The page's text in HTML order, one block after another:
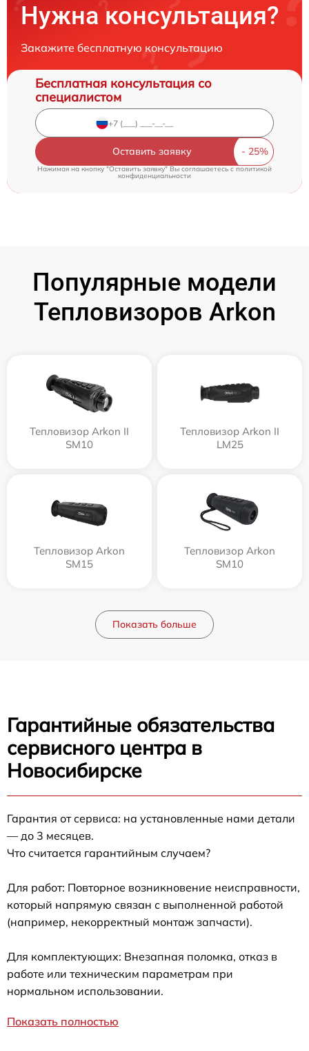
Нужна консультация?
Закажите бесплатную консультацию
Бесплатная консультация со
специалистом
Оставить заявку
Нажимая на кнопку "Оставить заявку" Вы соглашаетесь c политикой
конфиденциальности
Популярные модели
Тепловизоров Arkon
Тепловизор Arkon II
SM10
Тепловизор Arkon II
LM25
Тепловизор Arkon
SM15
Тепловизор Arkon
SM10
Показать больше
Гарантийные обязательства
сервисного центра в
Новосибирске
Гарантия от сервиса: на установленные нами детали
— до 3 месяцев.
Что считается гарантийным случаем?
Для работ: Повторное возникновение неисправности,
который напрямую связан с выполненной работой
(например, некорректный монтаж запчасти).
Для комплектующих: Внезапная поломка, отказ в
работе или техническим параметрам при
нормальном использовании.
Показать полностью